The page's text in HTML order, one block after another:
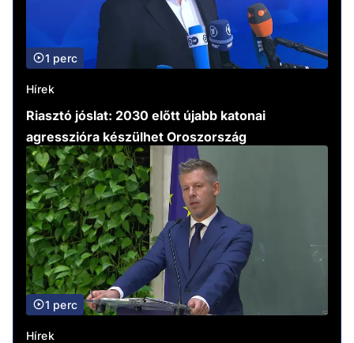
1 perc
Hírek
Riasztó jóslat: 2030 előtt újabb katonai
agresszióra készülhet Oroszország
1 perc
Hírek